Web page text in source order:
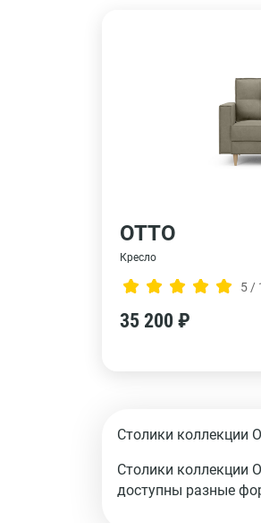
ОТТО
Кресло
5 /
35 200 ₽
Столики коллекции
Столики коллекции
доступны разные